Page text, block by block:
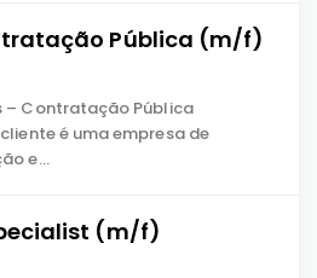
Pública (m/f)
– Contratação Pública
é uma empresa de
e…
(m/f)